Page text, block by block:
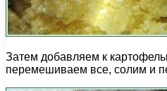
Затем добавляем к
перемешиваем все, солим и